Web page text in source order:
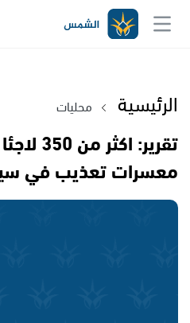
الرئيسية محليات
تقرير:
معسرات تعذيب في